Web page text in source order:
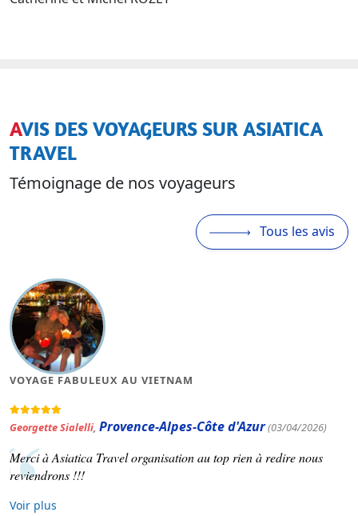
AVIS DES VOYAGEURS SUR ASIATICA
TRAVEL
Témoignage de nos voyageurs
Tous les avis
VOYAGE FABULEUX AU VIETNAM
Georgette Sialelli, Provence-Alpes-Côte d'Azur(03/04/2026)
Merci à Asiatica Travel organisation au top rien à redire nous
reviendrons !!!
Voir plus